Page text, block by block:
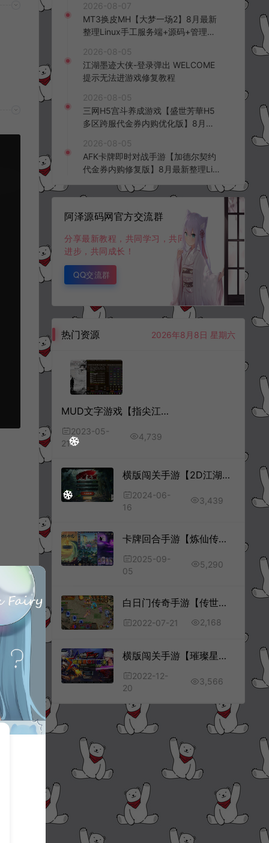
客户端+详细搭建教程+视频教程
2026-08-07
MT3换皮MH【大梦一场2】8月最新
整理Linux手工服务端+源码+管理后
频教程
2026-08-05
江湖墨迹大侠-登录弹出 WELCOME
提示无法进游戏修复教程
2026-08-05
三网H5宫斗养成游戏【盛世芳華H5
多区跨服代金券内购优化版】8月最
台+全资源安卓+详细搭建教程+视频
教程
2026-08-05
AFK卡牌即时对战手游【加德尔契约
代金券内购修复版】8月最新整理Lin
K授权后台+安卓苹果双端+详细搭建
阿泽源码网官方交流群
分享最新教程，共同学习，共同
进步，共同成长！
QQ交流群
热门资源 2026年8月8日 星期六
MUD文字游戏【指尖江湖本地端】5月最新整理Win一键服务端+安卓+详细搭建教程
2023-05-
21
4,739
横版闯关手游【2D江湖之涧1.5阿拉德】6月最新整理Linux手工服务端+源码+宣传图+管理后台+GM授权后台+安卓苹果双端+详细搭建教程+视频教程
2024-06-
16
3,439
卡牌回合手游【炼仙传说】8月最新整理Linux手工服务端+Win一键服务端+GM授权后台+安卓苹果双端+详细搭建教程+视频教程
2025-09-
05
5,290
白日门传奇手游【传世之怒单职业】7月最新整理Win一键服务端+二大陆+GM后台+安卓+详细搭建教程
2022-07-21 2,168
横版闯关手游【璀璨星空阿拉德】12月最新整理Linux手工服务端+全套二三觉源码+中文表+总后台+GM授权后台+安卓+详细搭建教程
2022-12-
20
3,566